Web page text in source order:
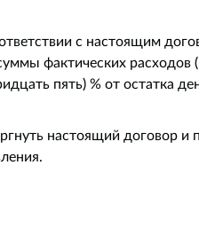
с настоящим
фактических расходов
пять) % от остатка
настоящий договор и